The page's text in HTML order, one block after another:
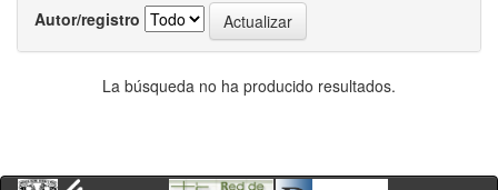
Autor/registro
La búsqueda no ha producido resultados.